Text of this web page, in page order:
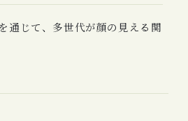
通じて、多世代が顔の見える関